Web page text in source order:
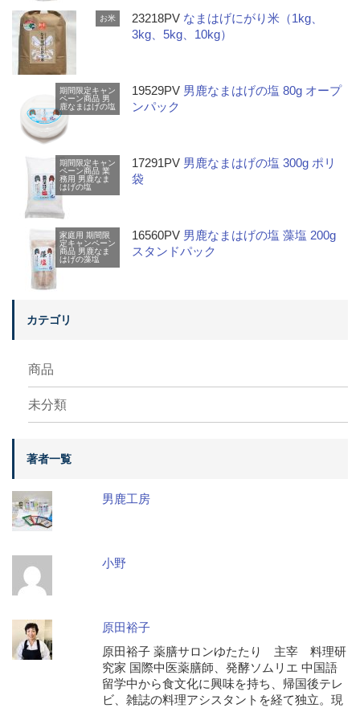
お米 23218PV なまはげにがり米（1kg、
3kg、5kg、10kg）
期間限定キャン
ペーン商品 男
鹿なまはげの塩
19529PV 男鹿なまはげの塩 80g オープ
ンパック
期間限定キャン
ペーン商品 業
務用 男鹿なま
はげの塩
17291PV 男鹿なまはげの塩 300g ポリ
袋
家庭用 期間限
定キャンペーン
商品 男鹿なま
はげの藻塩
16560PV 男鹿なまはげの塩 藻塩 200g
スタンドパック
カテゴリ
商品
未分類
著者一覧
男鹿工房
小野
原田裕子
原田裕子 薬膳サロンゆたたり 主宰 料理研
究家 国際中医薬膳師、発酵ソムリエ 中国語
留学中から食文化に興味を持ち、帰国後テレ
ビ、雑誌の料理アシスタントを経て独立。現